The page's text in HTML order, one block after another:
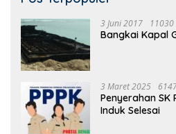
3 Juni 2017
Bangkai Kapal
3 Maret 2025
Penyerahan SK
Induk Selesai